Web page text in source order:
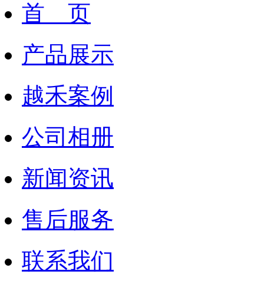
首 页
产品展示
越禾案例
公司相册
新闻资讯
售后服务
联系我们